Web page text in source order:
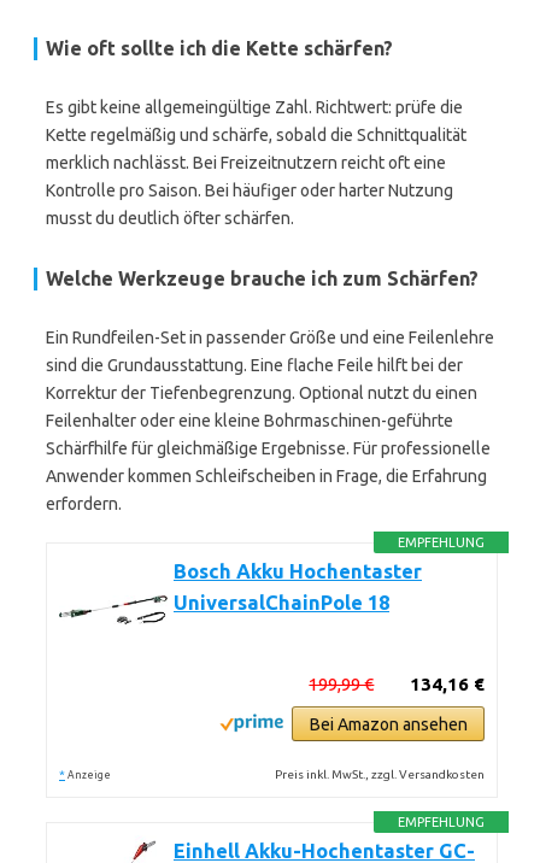
Wie oft sollte ich die Kette schärfen?
Es gibt keine allgemeingültige Zahl. Richtwert: prüfe die
Kette regelmäßig und schärfe, sobald die Schnittqualität
merklich nachlässt. Bei Freizeitnutzern reicht oft eine
Kontrolle pro Saison. Bei häufiger oder harter Nutzung
musst du deutlich öfter schärfen.
Welche Werkzeuge brauche ich zum Schärfen?
Ein Rundfeilen-Set in passender Größe und eine Feilenlehre
sind die Grundausstattung. Eine flache Feile hilft bei der
Korrektur der Tiefenbegrenzung. Optional nutzt du einen
Feilenhalter oder eine kleine Bohrmaschinen-geführte
Schärfhilfe für gleichmäßige Ergebnisse. Für professionelle
Anwender kommen Schleifscheiben in Frage, die Erfahrung
erfordern.
EMPFEHLUNG
Bosch Akku Hochentaster
UniversalChainPole 18
134,16 €
199,99 €
Bei Amazon ansehen
* Anzeige Preis inkl. MwSt., zzgl. Versandkosten
EMPFEHLUNG
Einhell Akku-Hochentaster GC-